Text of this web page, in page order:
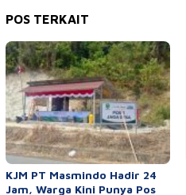
POS TERKAIT
KJM PT Masmindo Hadir 24
Jam, Warga Kini Punya Pos